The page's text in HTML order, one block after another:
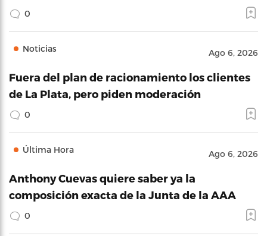
0
Noticias Ago 6, 2026
Fuera del plan de racionamiento los clientes
de La Plata, pero piden moderación
0
Última Hora Ago 6, 2026
Anthony Cuevas quiere saber ya la
composición exacta de la Junta de la AAA
0